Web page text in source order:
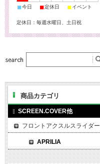
■今日 ■定休日 ■ イベント
定休日：毎週水曜日、土日祝
商品カテゴリ
SCREEN.COVER他
フロントアクスルスライダー
APRILIA